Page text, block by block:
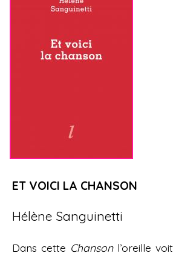
ET VOICI LA CHANSON
Hélène Sanguinetti
Dans cette Chansonl’oreille